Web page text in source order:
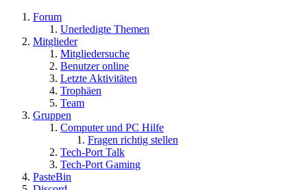
Forum
Unerledigte Themen
Mitglieder
Mitgliedersuche
Benutzer online
Letzte Aktivitäten
Trophäen
Team
Gruppen
Computer und PC Hilfe
Fragen richtig stellen
Tech-Port Talk
Tech-Port Gaming
PasteBin